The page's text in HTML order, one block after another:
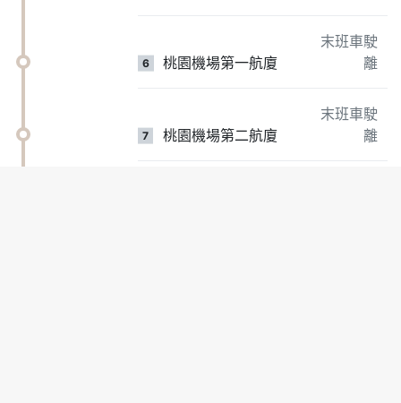
6 桃園機場第一航廈
末班車駛
離
7 桃園機場第二航廈
末班車駛
離